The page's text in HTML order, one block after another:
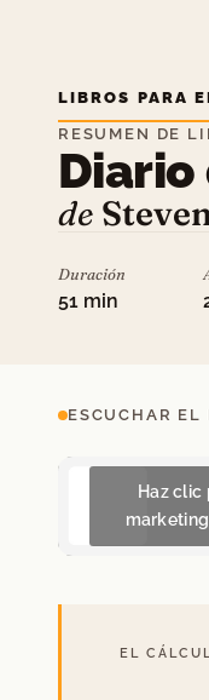
LIBROS PARA
RESUMEN DE
Diario
de
Duración
51 min
ESCUCHAR EL
Haz clic
EL